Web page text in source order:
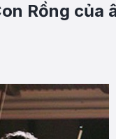
Rồng của